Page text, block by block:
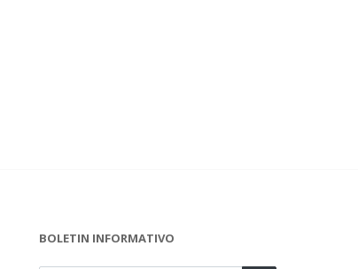
BOLETIN INFORMATIVO